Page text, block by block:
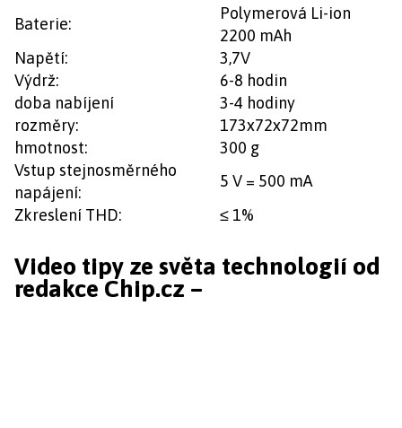
Baterie:
Polymerová Li-ion
2200 mAh
Napětí:
3,7V
Výdrž:
6-8 hodin
doba nabíjení
3-4 hodiny
rozměry:
173x72x72mm
hmotnost:
300 g
Vstup stejnosměrného
napájení:
5 V = 500 mA
Zkreslení THD:
≤ 1%
Video tipy ze světa technologií od
redakce Chip.cz –